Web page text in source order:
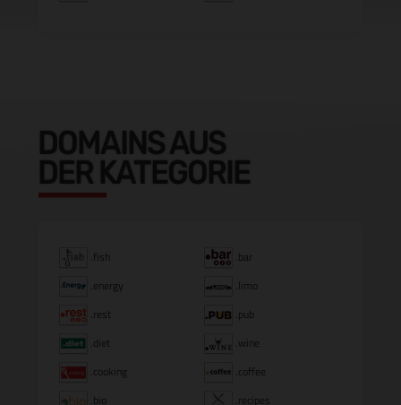
DOMAINS AUS
DER KATEGORIE
.fish
.bar
.energy
.limo
.rest
.pub
.diet
.wine
.cooking
.coffee
.bio
.recipes